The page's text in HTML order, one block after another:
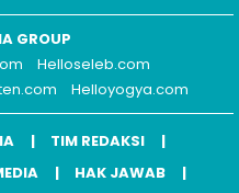
GROUP
Helloseleb.com
Helloyogya.com
TIM REDAKSI
HAK JAWAB